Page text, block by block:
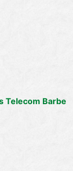
Telecom Barbe